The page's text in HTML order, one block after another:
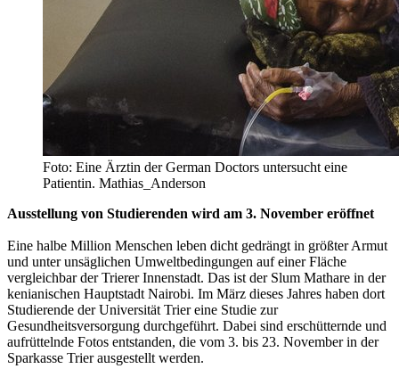
Foto: Eine Ärztin der German Doctors untersucht eine
Patientin. Mathias_Anderson
Ausstellung von Studierenden wird am 3. November eröffnet
Eine halbe Million Menschen leben dicht gedrängt in größter Armut
und unter unsäglichen Umweltbedingungen auf einer Fläche
vergleichbar der Trierer Innenstadt. Das ist der Slum Mathare in der
kenianischen Hauptstadt Nairobi. Im März dieses Jahres haben dort
Studierende der Universität Trier eine Studie zur
Gesundheitsversorgung durchgeführt. Dabei sind erschütternde und
aufrüttelnde Fotos entstanden, die vom 3. bis 23. November in der
Sparkasse Trier ausgestellt werden.